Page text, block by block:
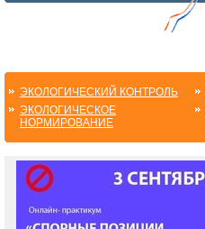
ЭКОЛОГИЧЕСКИЙ КОНТРОЛЬ
ЭКОЛОГИЧЕСКОЕ
НОРМИРОВАНИЕ